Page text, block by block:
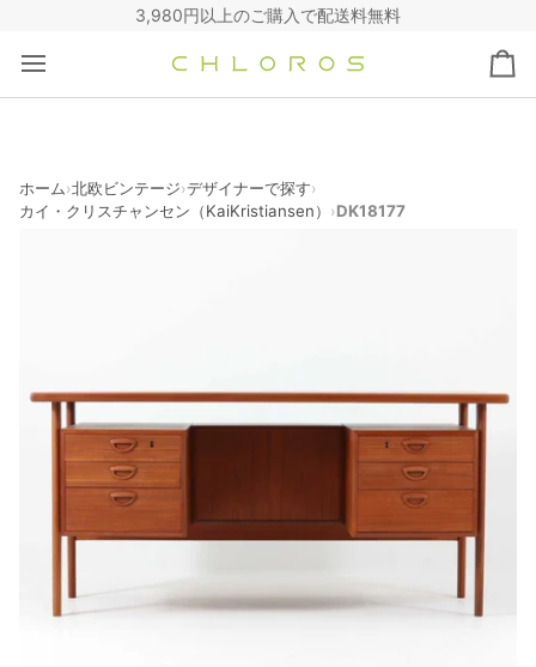
3,980円以上のご購入で配送料無料
カ
ー
ホーム›北欧ビンテージ›デザイナーで探す›
カイ・クリスチャンセン（KaiKristiansen） ›DK18177